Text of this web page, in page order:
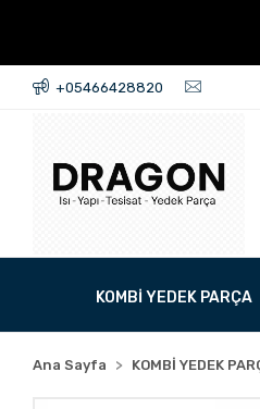
+05466428820
KOMBİ YEDEK PARÇA
Ana Sayfa KOMBİ YEDEK